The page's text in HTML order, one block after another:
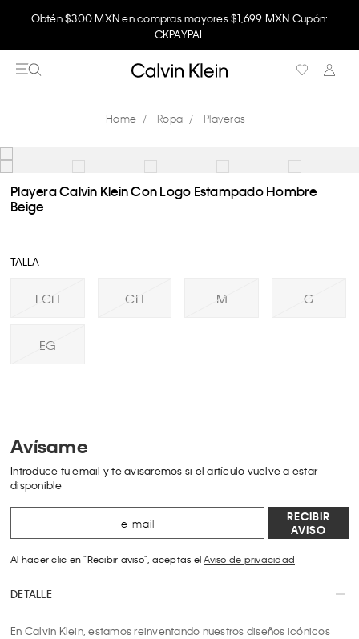
Obtén $300 MXN en compras mayores $1,699 MXN Cupón:
CKPAYPAL
Ropa Playeras
Playera Calvin Klein Con Logo Estampado Hombre
Beige
TALLA
ECH CH M G
EG
Avísame
Introduce tu email y te avisaremos si el artículo vuelve a estar
disponible
RECIBIR
AVISO
Al hacer clic en "Recibir aviso", aceptas elAviso de privacidad
DETALLE
En Calvin Klein, estamos reinventando nuestros diseños icónicos